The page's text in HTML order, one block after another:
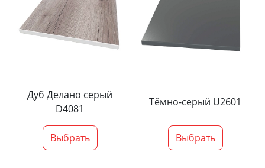
Дуб Делано серый
D4081
Выбрать
Тёмно-серый U2601
Выбрать